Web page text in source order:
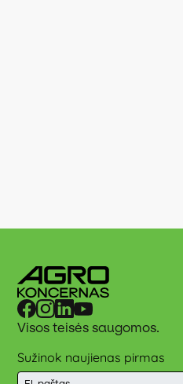
Visos teisės saugomos.
Sužinok naujienas pirmas